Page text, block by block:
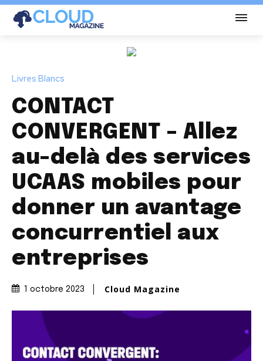
Livres Blancs
CONTACT
CONVERGENT – Allez
au-delà des services
UCAAS mobiles pour
donner un avantage
concurrentiel aux
entreprises
1 octobre 2023 Cloud Magazine